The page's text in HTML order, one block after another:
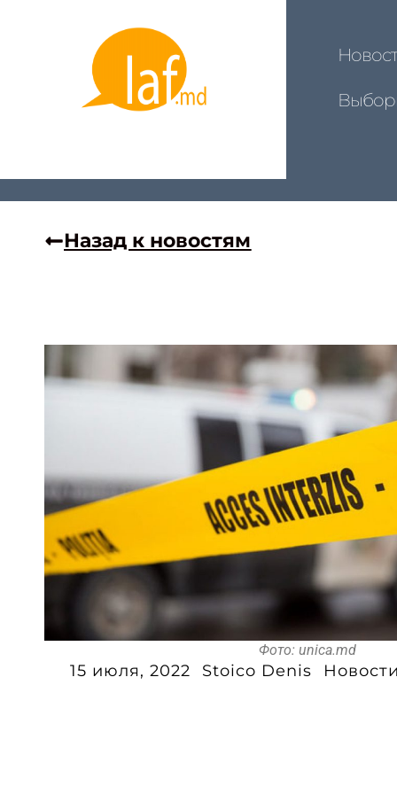
Назад к новостям
Фото: unica.md
15 июля, 2022 Stoico Denis Новости